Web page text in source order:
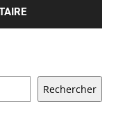
Rechercher